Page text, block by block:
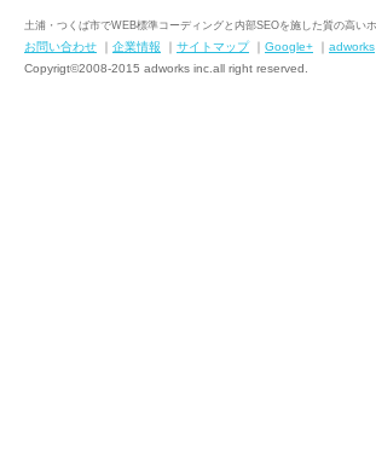
土浦・つくば市でWEB標準コーディングと内部SEOを施した質の高い
お問い合わせ ｜ 企業情報 ｜ サイトマップ｜ Google+ ｜ adworks
Copyrigt©2008-2015 adworks inc.all right reserved.